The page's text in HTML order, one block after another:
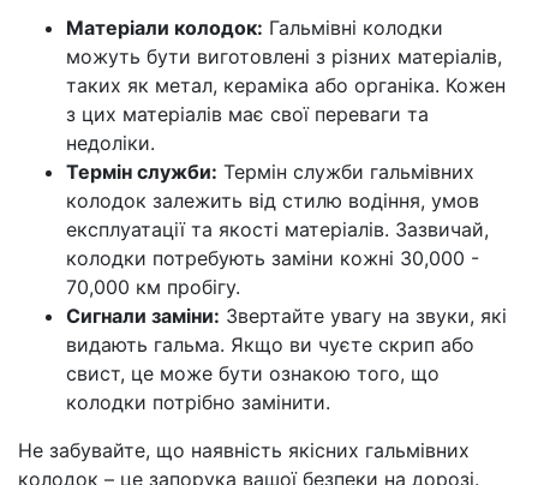
Матеріали колодок: Гальмівні колодки
можуть бути виготовлені з різних матеріалів,
таких як метал, кераміка або органіка. Кожен
з цих матеріалів має свої переваги та
недоліки.
Термін служби: Термін служби гальмівних
колодок залежить від стилю водіння, умов
експлуатації та якості матеріалів. Зазвичай,
колодки потребують заміни кожні 30,000 -
70,000 км пробігу.
Сигнали заміни: Звертайте увагу на звуки, які
видають гальма. Якщо ви чуєте скрип або
свист, це може бути ознакою того, що
колодки потрібно замінити.
Не забувайте, що наявність якісних гальмівних
колодок – це запорука вашої безпеки на дорозі.